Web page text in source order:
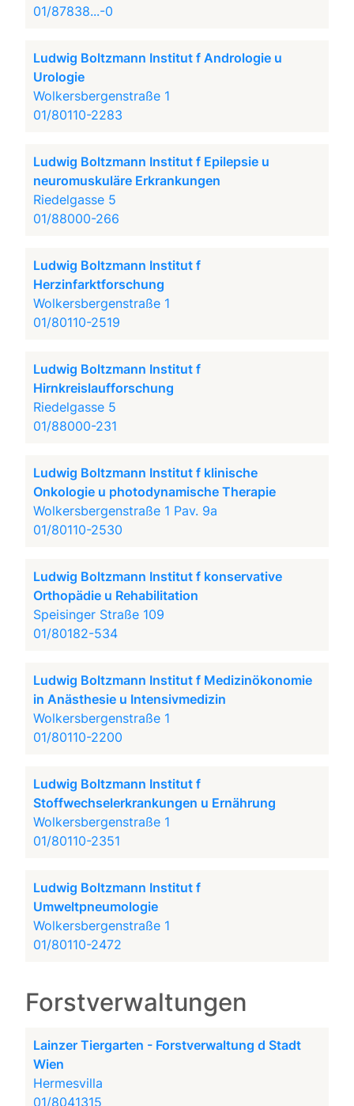
01/87838...-0
Ludwig Boltzmann Institut f Andrologie u
Urologie
Wolkersbergenstraße 1
01/80110-2283
Ludwig Boltzmann Institut f Epilepsie u
neuromuskuläre Erkrankungen
Riedelgasse 5
01/88000-266
Ludwig Boltzmann Institut f
Herzinfarktforschung
Wolkersbergenstraße 1
01/80110-2519
Ludwig Boltzmann Institut f
Hirnkreislaufforschung
Riedelgasse 5
01/88000-231
Ludwig Boltzmann Institut f klinische
Onkologie u photodynamische Therapie
Wolkersbergenstraße 1 Pav. 9a
01/80110-2530
Ludwig Boltzmann Institut f konservative
Orthopädie u Rehabilitation
Speisinger Straße 109
01/80182-534
Ludwig Boltzmann Institut f Medizinökonomie
in Anästhesie u Intensivmedizin
Wolkersbergenstraße 1
01/80110-2200
Ludwig Boltzmann Institut f
Stoffwechselerkrankungen u Ernährung
Wolkersbergenstraße 1
01/80110-2351
Ludwig Boltzmann Institut f
Umweltpneumologie
Wolkersbergenstraße 1
01/80110-2472
Forstverwaltungen
Lainzer Tiergarten - Forstverwaltung d Stadt
Wien
Hermesvilla
01/8041315